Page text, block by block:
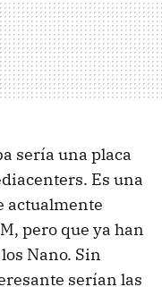
sería una placa
Es una
actualmente
pero que ya han
Nano. Sin
serían las